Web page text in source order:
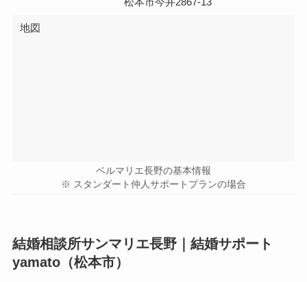
地図
ベルマリエ長野の基本情報
※ スタンダート仲人サポートプランの場合
結婚相談所サンマリエ長野｜結婚サポート
yamato（松本市）